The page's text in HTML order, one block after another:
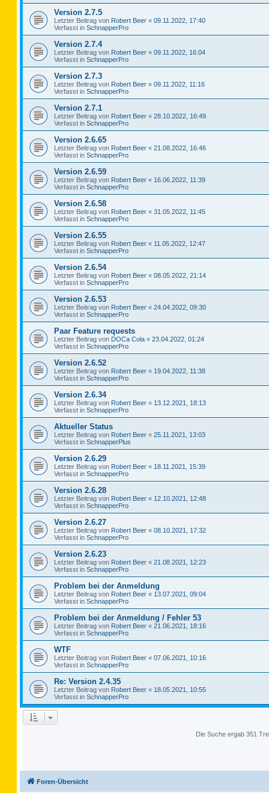
Version 2.7.5
Letzter Beitrag von Robert Beer « 09.11.2022, 17:40
Verfasst in SchnapperPro
Version 2.7.4
Letzter Beitrag von Robert Beer « 09.11.2022, 16:04
Verfasst in SchnapperPro
Version 2.7.3
Letzter Beitrag von Robert Beer « 09.11.2022, 11:16
Verfasst in SchnapperPro
Version 2.7.1
Letzter Beitrag von Robert Beer « 28.10.2022, 16:49
Verfasst in SchnapperPro
Version 2.6.65
Letzter Beitrag von Robert Beer « 21.08.2022, 16:46
Verfasst in SchnapperPro
Version 2.6.59
Letzter Beitrag von Robert Beer « 16.06.2022, 11:39
Verfasst in SchnapperPro
Version 2.6.58
Letzter Beitrag von Robert Beer « 31.05.2022, 11:45
Verfasst in SchnapperPro
Version 2.6.55
Letzter Beitrag von Robert Beer « 11.05.2022, 12:47
Verfasst in SchnapperPro
Version 2.6.54
Letzter Beitrag von Robert Beer « 08.05.2022, 21:14
Verfasst in SchnapperPro
Version 2.6.53
Letzter Beitrag von Robert Beer « 24.04.2022, 09:30
Verfasst in SchnapperPro
Paar Feature requests
Letzter Beitrag von DOCa Cola « 23.04.2022, 01:24
Verfasst in SchnapperPro
Version 2.6.52
Letzter Beitrag von Robert Beer « 19.04.2022, 11:38
Verfasst in SchnapperPro
Version 2.6.34
Letzter Beitrag von Robert Beer « 13.12.2021, 18:13
Verfasst in SchnapperPro
Aktueller Status
Letzter Beitrag von Robert Beer « 25.11.2021, 13:03
Verfasst in SchnapperPlus
Version 2.6.29
Letzter Beitrag von Robert Beer « 18.11.2021, 15:39
Verfasst in SchnapperPro
Version 2.6.28
Letzter Beitrag von Robert Beer « 12.10.2021, 12:48
Verfasst in SchnapperPro
Version 2.6.27
Letzter Beitrag von Robert Beer « 08.10.2021, 17:32
Verfasst in SchnapperPro
Version 2.6.23
Letzter Beitrag von Robert Beer « 21.08.2021, 12:23
Verfasst in SchnapperPro
Problem bei der Anmeldung
Letzter Beitrag von Robert Beer « 13.07.2021, 09:04
Verfasst in SchnapperPro
Problem bei der Anmeldung / Fehler 53
Letzter Beitrag von Robert Beer « 21.06.2021, 18:16
Verfasst in SchnapperPro
WTF
Letzter Beitrag von Robert Beer « 07.06.2021, 10:16
Verfasst in SchnapperPro
Re: Version 2.4.35
Letzter Beitrag von Robert Beer « 18.05.2021, 10:55
Verfasst in SchnapperPro
Die Suche ergab 351
Foren-Übersicht